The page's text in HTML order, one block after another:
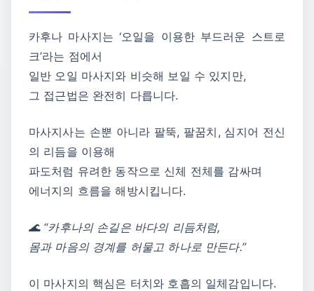
카후나 마사지는 ‘오일을 이용한 부드러운 스트로
크’라는 점에서
일반 오일 마사지와 비슷해 보일 수 있지만,
그 접근법은 완전히 다릅니다.
마사지사는 손뿐 아니라 팔뚝, 팔꿈치, 심지어 전신
의 리듬을 이용해
파도처럼 유려한 동작으로 신체 전체를 감싸며
에너지의 흐름을 해방시킵니다.
🌊 “카후나의 손길은 바다의 리듬처럼,
몸과 마음의 경계를 허물고 하나로 만든다.”
이 마사지의 핵심은 터치와 호흡의 일체감입니다.